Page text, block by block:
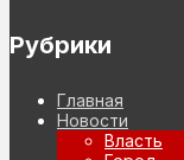
Рубрики
Главная
Новости
Власть